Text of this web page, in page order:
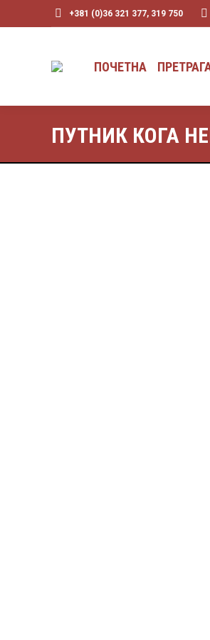
+381 (0)36 321 377, 319 750
ПОЧЕТНА
ПУТНИК КОГА
ПОЧЕТНА